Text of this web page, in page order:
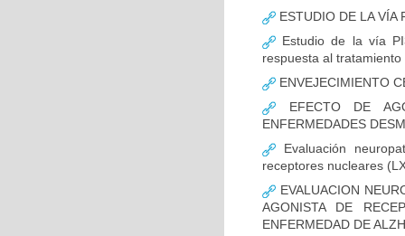
ESTUDIO DE LA VÍA
Estudio de la vía
respuesta al tratamiento
ENVEJECIMIENTO
EFECTO DE
ENFERMEDADES
Evaluación
receptores nucleares
EVALUACION
AGONISTA DE
ENFERMEDAD DE